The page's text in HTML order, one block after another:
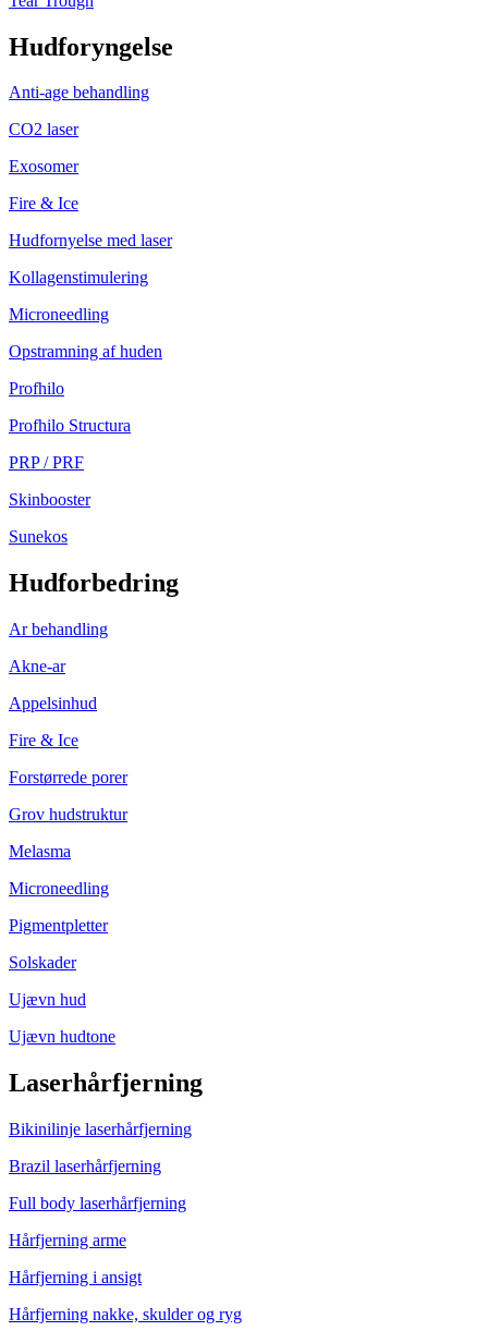
Hudforyngelse
Anti-age behandling
CO2 laser
Exosomer
Fire & Ice
Hudfornyelse med laser
Kollagenstimulering
Microneedling
Opstramning af huden
Profhilo
Profhilo Structura
PRP / PRF
Skinbooster
Sunekos
Hudforbedring
Ar behandling
Akne-ar
Appelsinhud
Fire & Ice
Forstørrede porer
Grov hudstruktur
Melasma
Microneedling
Pigmentpletter
Solskader
Ujævn hud
Ujævn hudtone
Laserhårfjerning
Bikinilinje laserhårfjerning
Brazil laserhårfjerning
Full body laserhårfjerning
Hårfjerning arme
Hårfjerning i ansigt
Hårfjerning nakke, skulder og ryg